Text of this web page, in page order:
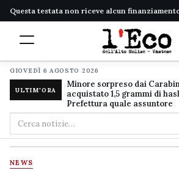
Questa testata non riceve alcun
GIOVEDÌ 6 AGOSTO 2026
ULTIM'ORA
Minore sorpreso dai
acquistato 1,5 grammi di
Prefettura quale assuntore
Cerca
nel
sito
NEWS